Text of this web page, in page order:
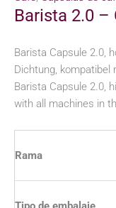
Barista 2.0 –
Barista Capsule 2.0,
Dichtung, kompatibel
Barista Capsule 2.0,
with all machines in
Rama